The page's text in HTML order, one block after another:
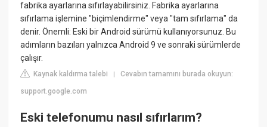
fabrika ayarlarına sıfırlayabilirsiniz. Fabrika ayarlarına
sıfırlama işlemine "biçimlendirme" veya "tam sıfırlama" da
denir. Önemli: Eski bir Android sürümü kullanıyorsunuz. Bu
adımların bazıları yalnızca Android 9 ve sonraki sürümlerde
çalışır.
Kaynak kaldırma talebi |Cevabın tamamını burada okuyun:
support.google.com
Eski telefonumu nasıl sıfırlarım?